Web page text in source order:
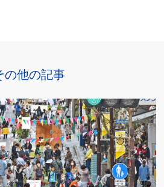
の他の記事